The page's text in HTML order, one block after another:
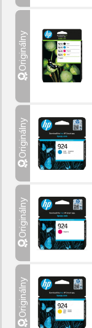
Originálny
Originálny
Originálny
Originálny